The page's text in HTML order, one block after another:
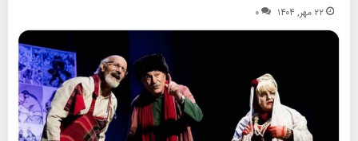
۲۲ مهر, ۱۴۰۴ ۰